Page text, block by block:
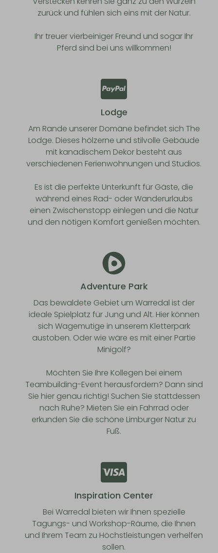
zurück und fühlen sich eins mit der Natur.
Ihr treuer vierbeiniger Freund und sogar Ihr
Pferd sind bei uns willkommen!
Lodge
Am Rande unserer Domäne befindet sich The
Lodge. Dieses hölzerne und stilvolle Gebäude
mit kanadischem Dekor besteht aus
verschiedenen Ferienwohnungen und Studios.
Es ist die perfekte Unterkunft für Gäste, die
während eines Rad- oder Wanderurlaubs
einen Zwischenstopp einlegen und die Natur
und den nötigen Komfort genießen möchten.
Adventure Park
Das bewaldete Gebiet um Warredal ist der
ideale Spielplatz für Jung und Alt. Hier können
sich Wagemutige in unserem Kletterpark
austoben. Oder wie wäre es mit einer Partie
Minigolf?
Möchten Sie Ihre Kollegen bei einem
Teambuilding-Event herausfordern? Dann sind
Sie hier genau richtig! Suchen Sie stattdessen
nach Ruhe? Mieten Sie ein Fahrrad oder
erkunden Sie die schöne Limburger Natur zu
Fuß.
Inspiration Center
Bei Warredal bieten wir Ihnen spezielle
Tagungs- und Workshop-Räume, die Ihnen
und Ihrem Team zu Höchstleistungen verhelfen
sollen.